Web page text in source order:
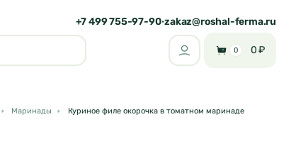
+7 499 755-97-90•zakaz@roshal-ferma.ru
0 0 ₽
Маринады Куриное филе окорочка в томатном маринаде